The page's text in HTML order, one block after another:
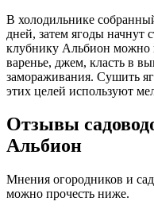
В холодильнике
дней, затем ягоды начнут
клубнику Альбион можно
варенье, джем, класть в
замораживания. Сушить
этих целей используют
Отзывы
Альбион
Мнения огородников и
можно прочесть ниже.